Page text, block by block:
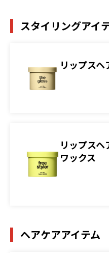
スタイリングアイ
リップスヘ
リップスヘ
ワックス
ヘアケアアイテム